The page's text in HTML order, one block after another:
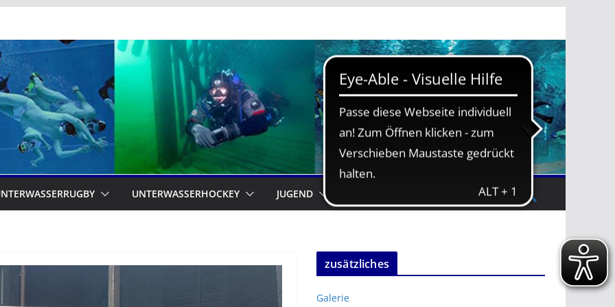
UNTERWASSERHOCKEY JUGEND
zusätzliches
Galerie